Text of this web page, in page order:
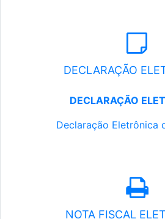
DECLARAÇÃO
DECLARAÇÃO
Declaração Eletrônica
NOTA FISCAL